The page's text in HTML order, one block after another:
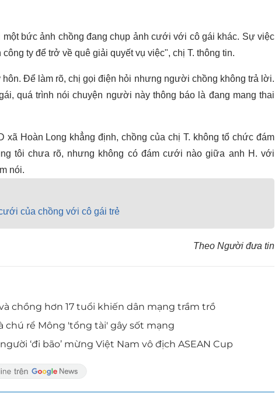
bức ảnh chồng đang chụp ảnh cưới với cô gái khác. Sự việc
ty để trở về quê giải quyết vụ việc", chị T. thông tin.
Để làm rõ, chị gọi điện hỏi nhưng người chồng không trả lời.
quá trình nói chuyện người này thông báo là đang mang thai
xã Hoàn Long khẳng định, chồng của chị T. không tổ chức đám
tôi chưa rõ, nhưng không có đám cưới nào giữa anh H. với
nói.
của chồng với cô gái trẻ
Theo Người đưa tin
chồng hơn 17 tuổi khiến dân mạng trầm trồ
chú rể Mông 'tổng tài' gây sốt mạng
‘đi bão’ mừng Việt Nam vô địch ASEAN Cup